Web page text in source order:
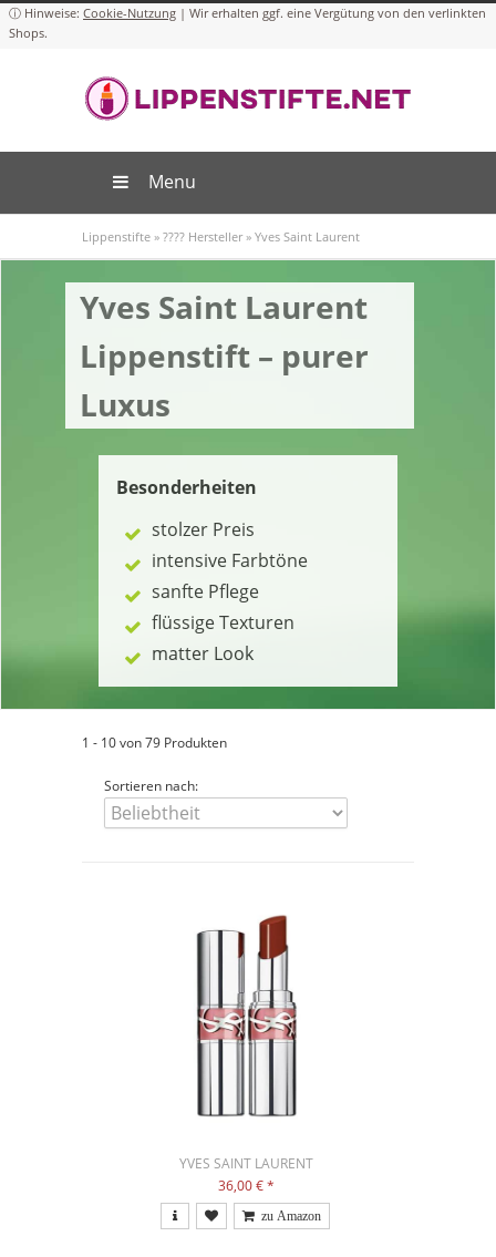
Cookie-Nutzung
Menu
Lippenstifte » ???? Hersteller » Yves Saint Laurent
Yves Saint Laurent
Lippenstift – purer
Luxus
Besonderheiten
stolzer Preis
intensive Farbtöne
sanfte Pflege
flüssige Texturen
matter Look
1 - 10 von 79 Produkten
Sortieren nach:
YVES SAINT LAURENT
36,00 €*